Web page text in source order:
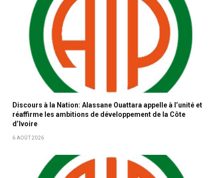
Discours à la Nation: Alassane Ouattara appelle à l’unité et
réaffirme les ambitions de développement de la Côte
d’Ivoire
6 AOÛT 2026